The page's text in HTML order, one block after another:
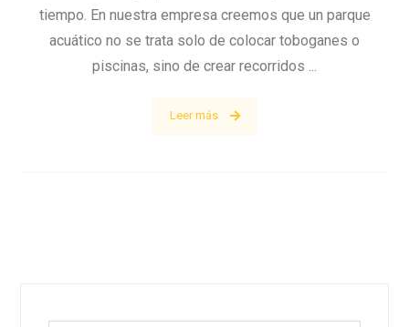
tiempo. En nuestra empresa creemos que un parque
acuático no se trata solo de colocar toboganes o
piscinas, sino de crear recorridos ...
Leer más